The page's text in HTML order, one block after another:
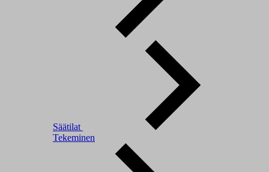
Säätilat
Tekeminen